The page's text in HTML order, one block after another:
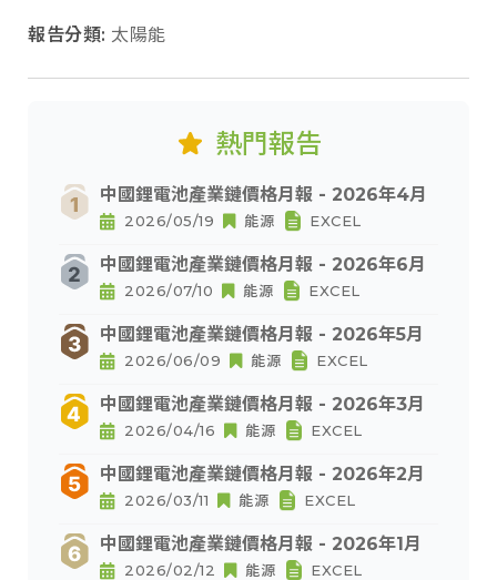
報告分類: 太陽能
熱門報告
中國鋰電池產業鏈價格月報 - 2026年4月
2026/05/19 能源 EXCEL
中國鋰電池產業鏈價格月報 - 2026年6月
2026/07/10 能源 EXCEL
中國鋰電池產業鏈價格月報 - 2026年5月
2026/06/09 能源 EXCEL
中國鋰電池產業鏈價格月報 - 2026年3月
2026/04/16 能源 EXCEL
中國鋰電池產業鏈價格月報 - 2026年2月
2026/03/11 能源 EXCEL
中國鋰電池產業鏈價格月報 - 2026年1月
2026/02/12 能源 EXCEL